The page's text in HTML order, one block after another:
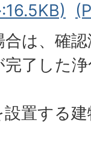
は、確
了した
置する